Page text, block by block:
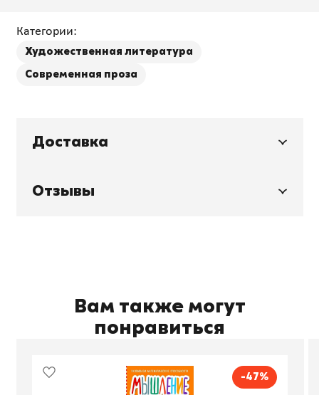
Категории:
Художественная литература
Современная проза
Доставка
Отзывы
Вам также могут
понравиться
-47%